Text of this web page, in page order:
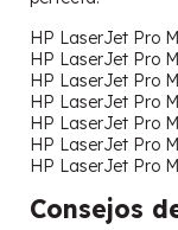
HP LaserJet Pro
HP LaserJet Pro
HP LaserJet Pro
HP LaserJet Pro
HP LaserJet Pro
HP LaserJet Pro
HP LaserJet Pro
Consejos